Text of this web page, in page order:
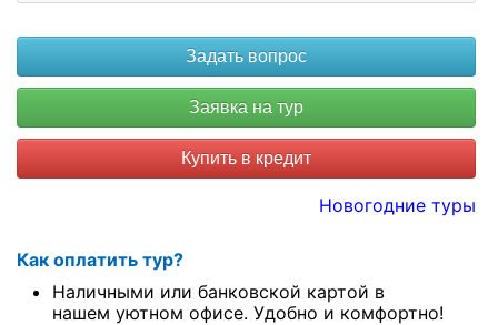
Купить в кредит
Новогодние туры
Как оплатить тур?
Наличными или банковской картой в
нашем уютном офисе. Удобно и комфортно!